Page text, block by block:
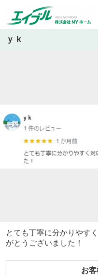
ｙｋ
とても丁寧に分かりやす
がとうございました！
お